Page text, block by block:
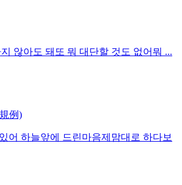
않아도 돼또 뭐 대단할 것도 없어뭐 ...
例)
어 하늘앞에 드린마음제맘대로 하다보